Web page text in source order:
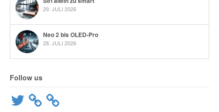
29. JULI 2026
Neo 2 bis OLED-Pro
28. JULI 2026
Follow us
Twitter